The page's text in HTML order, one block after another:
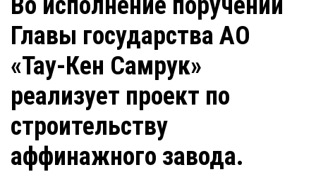
Главы государства АО
«Тау-Кен Самрук»
реализует проект по
строительству
аффинажного завода.